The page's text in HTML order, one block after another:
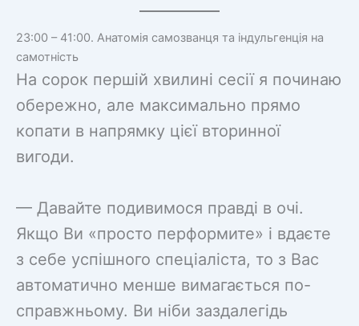
23:00 – 41:00. Анатомія самозванця та індульгенція на
самотність
На сорок першій хвилині сесії я починаю
обережно, але максимально прямо
копати в напрямку цієї вторинної
вигоди.
— Давайте подивимося правді в очі.
Якщо Ви «просто перформите» і вдаєте
з себе успішного спеціаліста, то з Вас
автоматично менше вимагається по-
справжньому. Ви ніби заздалегідь